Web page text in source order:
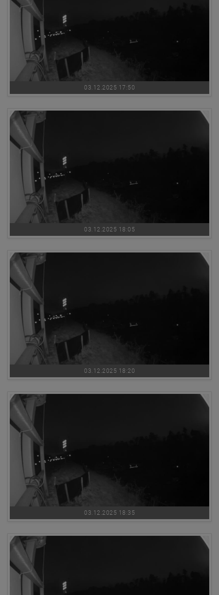
03.12.2025 17:50
03.12.2025 18:05
03.12.2025 18:20
03.12.2025 18:35